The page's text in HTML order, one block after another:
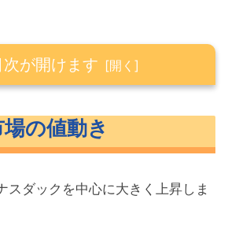
次が開けます
数の値動き
ートマップ
の値動き
スダックを中心に大きく上昇しま